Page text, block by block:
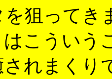
狙ってき
こういう
されまくり